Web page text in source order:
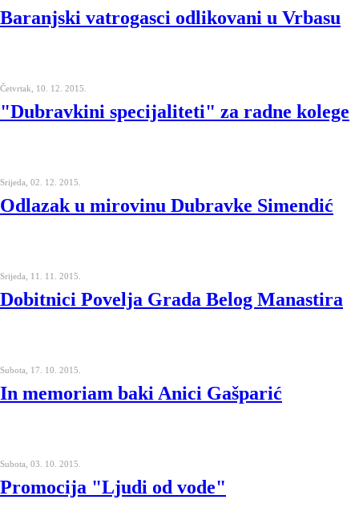
Baranjski vatrogasci odlikovani u Vrbasu
Četvrtak, 10. 12. 2015.
"Dubravkini specijaliteti" za radne kolege
Srijeda, 02. 12. 2015.
Odlazak u mirovinu Dubravke Simendić
Srijeda, 11. 11. 2015.
Dobitnici Povelja Grada Belog Manastira
Subota, 17. 10. 2015.
In memoriam baki Anici Gašparić
Subota, 03. 10. 2015.
Promocija "Ljudi od vode"